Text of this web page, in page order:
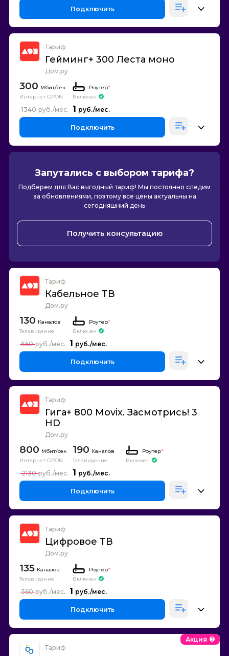
Подключить
Тариф
Гейминг+ 300 Леста моно
Дом.ру
300
Интернет GPON
Роутер*
Включен
1
1340
Подключить
Запутались с выбором тарифа?
Подберем для Вас выгодный тариф! Мы постоянно следим
за обновлениями, поэтому все цены актуальны на
сегодняшний день
Получить консультацию
Тариф
Кабельное ТВ
Дом.ру
130 Каналов
Телевидение
Роутер*
Включен
1
560
Подключить
Тариф
Гига+ 800 Movix. Засмотрись! 3
HD
Дом.ру
800
Интернет GPON
190 Каналов
Телевидение
Роутер*
Включен
1
2130
Подключить
Тариф
Цифровое ТВ
Дом.ру
135 Каналов
Телевидение
Роутер*
Включен
1
560
Подключить
Тариф
Акция